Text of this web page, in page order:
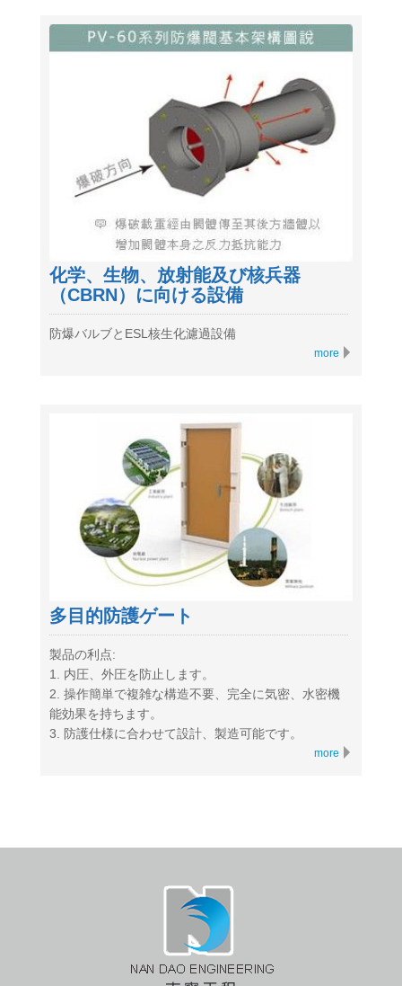
化学、生物、放射能及び核兵器
（CBRN）に向ける設備
防爆バルブとESL核生化濾過設備
more
多目的防護ゲート
製品の利点:
1. 内圧、外圧を防止します。
2. 操作簡単で複雑な構造不要、完全に気密、水密機
能効果を持ちます。
3. 防護仕様に合わせて設計、製造可能です。
more